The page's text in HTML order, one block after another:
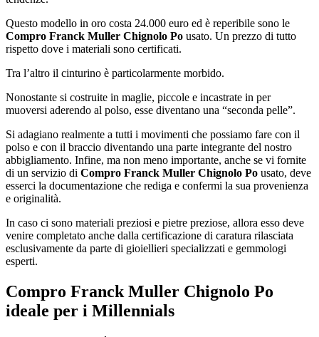
Questo modello in oro costa 24.000 euro ed è reperibile sono le
Compro Franck Muller Chignolo Po usato. Un prezzo di tutto
rispetto dove i materiali sono certificati.
Tra l’altro il cinturino è particolarmente morbido.
Nonostante si costruite in maglie, piccole e incastrate in per
muoversi aderendo al polso, esse diventano una “seconda pelle”.
Si adagiano realmente a tutti i movimenti che possiamo fare con il
polso e con il braccio diventando una parte integrante del nostro
abbigliamento. Infine, ma non meno importante, anche se vi fornite
di un servizio di Compro Franck Muller Chignolo Po usato, deve
esserci la documentazione che rediga e confermi la sua provenienza
e originalità.
In caso ci sono materiali preziosi e pietre preziose, allora esso deve
venire completato anche dalla certificazione di caratura rilasciata
esclusivamente da parte di gioiellieri specializzati e gemmologi
esperti.
Compro Franck Muller Chignolo Po
ideale per i Millennials